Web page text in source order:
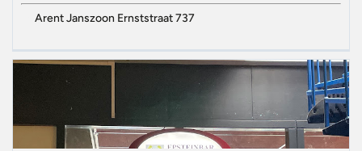
Arent Janszoon Ernststraat 737